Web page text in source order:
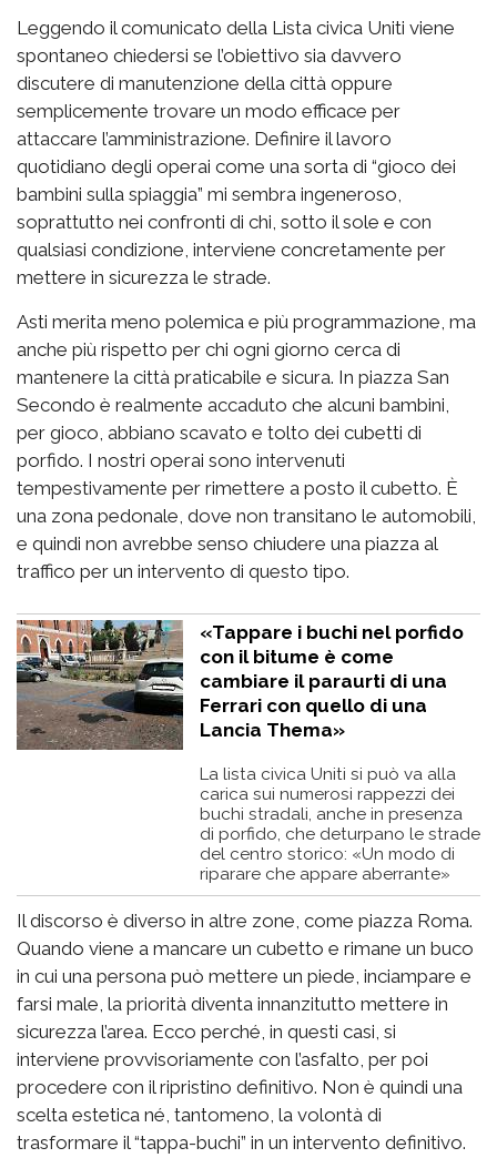
Leggendo il comunicato della Lista civica Uniti viene
spontaneo chiedersi se l’obiettivo sia davvero
discutere di manutenzione della città oppure
semplicemente trovare un modo efficace per
attaccare l’amministrazione. Definire il lavoro
quotidiano degli operai come una sorta di “gioco dei
bambini sulla spiaggia” mi sembra ingeneroso,
soprattutto nei confronti di chi, sotto il sole e con
qualsiasi condizione, interviene concretamente per
mettere in sicurezza le strade.
Asti merita meno polemica e più programmazione, ma
anche più rispetto per chi ogni giorno cerca di
mantenere la città praticabile e sicura. In piazza San
Secondo è realmente accaduto che alcuni bambini,
per gioco, abbiano scavato e tolto dei cubetti di
porfido. I nostri operai sono intervenuti
tempestivamente per rimettere a posto il cubetto. È
una zona pedonale, dove non transitano le automobili,
e quindi non avrebbe senso chiudere una piazza al
traffico per un intervento di questo tipo.
«Tappare i buchi nel porfido
con il bitume è come
cambiare il paraurti di una
Ferrari con quello di una
Lancia Thema»
La lista civica Uniti si può va alla
carica sui numerosi rappezzi dei
buchi stradali, anche in presenza
di porfido, che deturpano le strade
del centro storico: «Un modo di
riparare che appare aberrante»
Il discorso è diverso in altre zone, come piazza Roma.
Quando viene a mancare un cubetto e rimane un buco
in cui una persona può mettere un piede, inciampare e
farsi male, la priorità diventa innanzitutto mettere in
sicurezza l’area. Ecco perché, in questi casi, si
interviene provvisoriamente con l’asfalto, per poi
procedere con il ripristino definitivo. Non è quindi una
scelta estetica né, tantomeno, la volontà di
trasformare il “tappa-buchi” in un intervento definitivo.